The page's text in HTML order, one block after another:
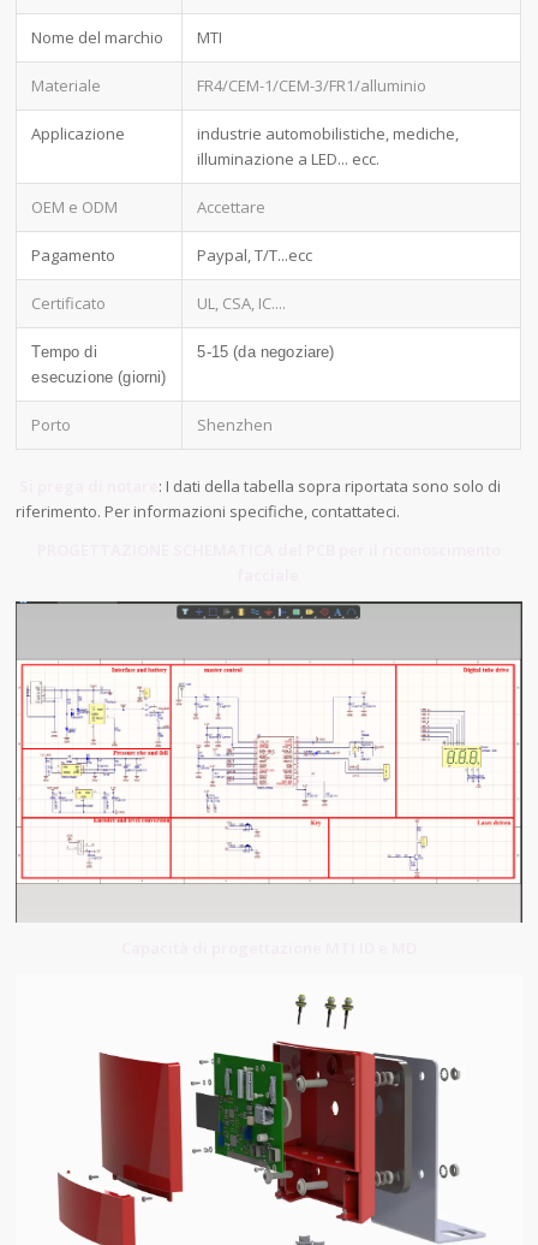
Nome del marchio MTI
Materiale FR4/CEM-1/CEM-3/FR1/alluminio
Applicazione
industrie automobilistiche, mediche,
illuminazione a LED... ecc.
OEM e ODM Accettare
Pagamento Paypal, T/T...ecc
Certificato UL, CSA, IC....
Tempo di
esecuzione (giorni)
5-15 (da negoziare)
Porto Shenzhen
: I dati della tabella sopra riportata sono solo di
riferimento. Per informazioni specifiche, contattateci.